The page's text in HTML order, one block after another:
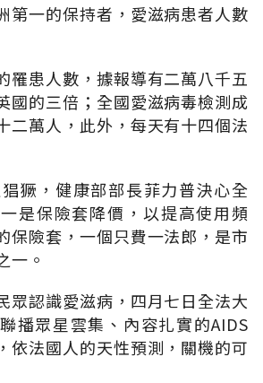
第一的保持者，愛滋病患者人數
罹患人數，據報導有二萬八千五
國的三倍；全國愛滋病毒檢測成
二萬人，此外，每天有十四個法
獗，健康部部長菲力普決心全
是保險套降價，以提高使用頻
保險套，一個只費一法郎，是市
一。
眾認識愛滋病，四月七日全法大
播眾星雲集、內容扎實的AIDS
依法國人的天性預測，關機的可